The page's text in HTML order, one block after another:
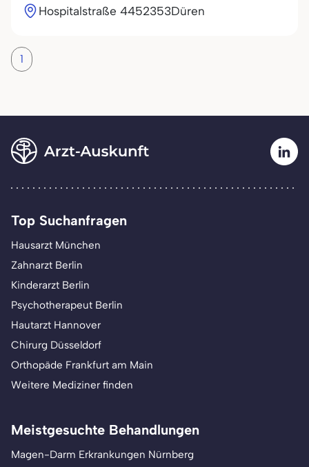
Hospitalstraße 4452353Düren
1
Top Suchanfragen
Hausarzt München
Zahnarzt Berlin
Kinderarzt Berlin
Psychotherapeut Berlin
Hautarzt Hannover
Chirurg Düsseldorf
Orthopäde Frankfurt am Main
Weitere Mediziner finden
Meistgesuchte Behandlungen
Magen-Darm Erkrankungen Nürnberg